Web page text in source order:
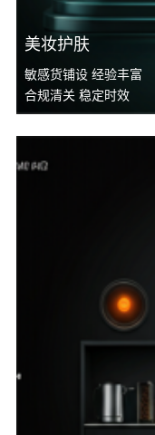
美妆护肤
敏感货铺设 经验丰富
合规清关 稳定时效